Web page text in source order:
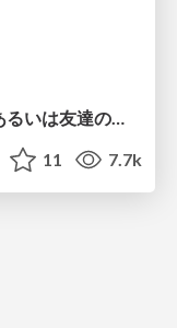
小さな勉強会の始め方、広げ方、あるいは友達の作り方 / How to Start, Grow, and Build Connections with Small Study Groups
11 7.7k